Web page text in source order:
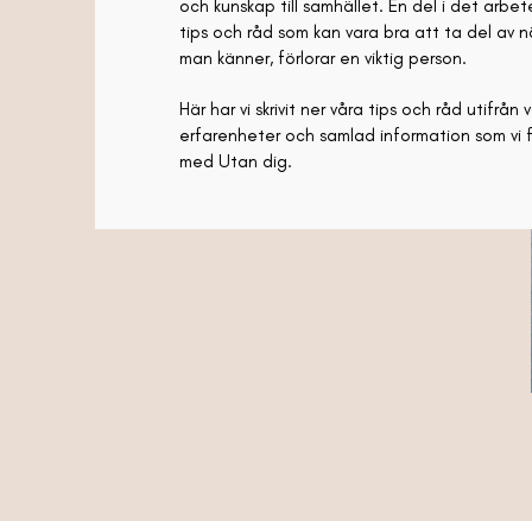
och kunskap till samhället. En del i det
tips och råd som kan vara bra att ta del av
man känner, förlorar en viktig person.
Här har vi skrivit ner våra tips och råd utifrån
erfarenheter och samlad information som
med Utan dig.